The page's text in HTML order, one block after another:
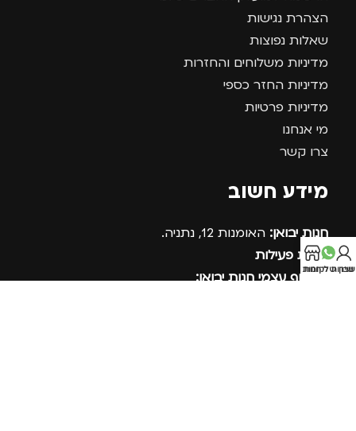
הצהרת נגישות
שאלות נפוצות
מדיניות משלוחים והחזרות
מדיניות החזר כספי
מדיניות פרטיות
מי אנחנו
צרו קשר
מידע חשוב
חנות יבואן: האומנות 12, נתניה.
שעות פעילות
לאיסוף עצמי חנות יבואן:שלי
שירות לקוחות
חנות